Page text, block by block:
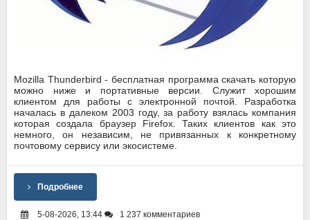
Mozilla Thunderbird - бесплатная программа скачать которую
можно ниже и портативные версии. Служит хорошим
клиентом для работы с электронной почтой. Разработка
началась в далеком 2003 году, за работу взялась компания
которая создала браузер Firefox. Таких клиентов как это
немного, он независим, не привязанных к конкретному
почтовому сервису или экосистеме.
Подробнее
5-08-2026, 13:44 1 237 комментариев